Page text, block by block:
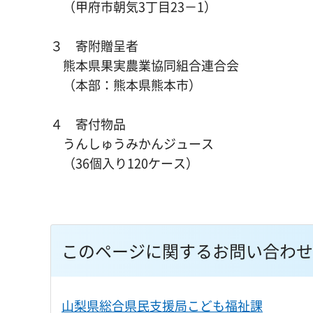
（甲府市朝気3丁目23－1）
３ 寄附贈呈者
熊本県果実農業協同組合連合会
（本部：熊本県熊本市）
４ 寄付物品
うんしゅうみかんジュース
（36個入り120ケース）
このページに関するお問い合わ
山梨県総合県民支援局こども福祉課